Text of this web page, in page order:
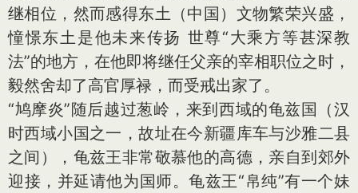
继相位，然而感得东土（中国）文物繁荣兴盛，
憧憬东土是他未来传扬 世尊“大乘方等甚深教
法”的地方，在他即将继任父亲的宰相职位之时，
毅然舍却了高官厚禄，而受戒出家了。
“鸠摩炎”随后越过葱岭，来到西域的龟兹国（汉
时西域小国之一，故址在今新疆库车与沙雅二县
之间），龟兹王非常敬慕他的高德，亲自到郊外
迎接，并延请他为国师。龟兹王“帛纯”有一个妹